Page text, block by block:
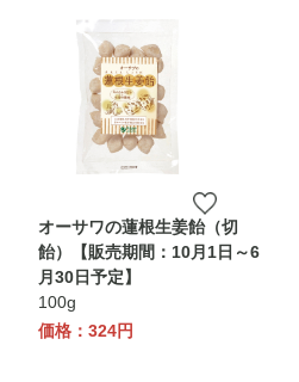
オーサワの蓮根生姜飴（切
飴）【販売期間：10月1日～6
月30日予定】
100g
価格：324円